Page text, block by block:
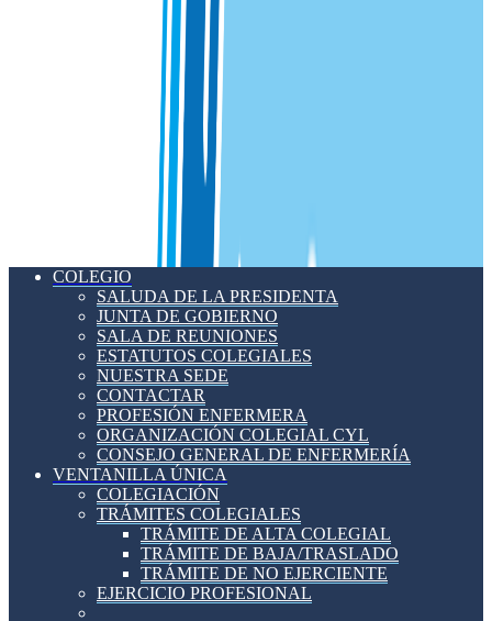
COLEGIO
SALUDA DE LA PRESIDENTA
JUNTA DE GOBIERNO
SALA DE REUNIONES
ESTATUTOS COLEGIALES
NUESTRA SEDE
CONTACTAR
PROFESIÓN ENFERMERA
ORGANIZACIÓN COLEGIAL CYL
CONSEJO GENERAL DE ENFERMERÍA
VENTANILLA ÚNICA
COLEGIACIÓN
TRÁMITES COLEGIALES
TRÁMITE DE ALTA COLEGIAL
TRÁMITE DE BAJA/TRASLADO
TRÁMITE DE NO EJERCIENTE
EJERCICIO PROFESIONAL